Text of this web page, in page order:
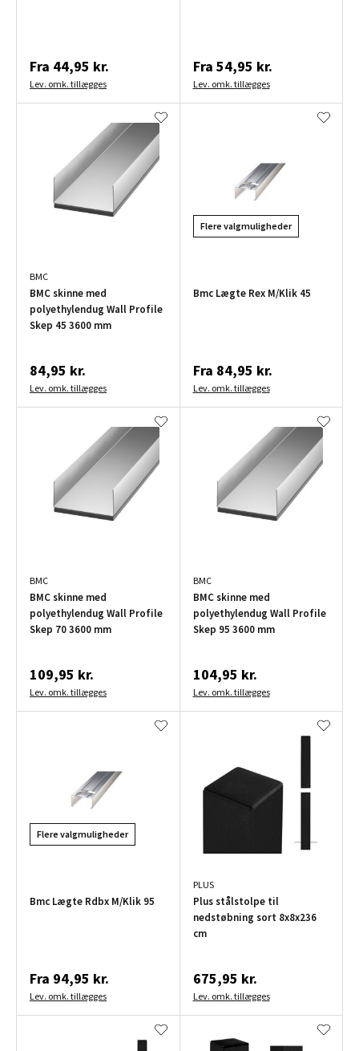
Fra 44,95 kr.
Lev. omk. tillægges
Fra 54,95 kr.
Lev. omk. tillægges
BMC
BMC skinne med
polyethylendug Wall Profile
Skep 45 3600 mm
84,95 kr.
Lev. omk. tillægges
Flere valgmuligheder
Bmc Lægte Rex M/Klik 45
Fra 84,95 kr.
Lev. omk. tillægges
BMC
BMC skinne med
polyethylendug Wall Profile
Skep 70 3600 mm
109,95 kr.
Lev. omk. tillægges
BMC
BMC skinne med
polyethylendug Wall Profile
Skep 95 3600 mm
104,95 kr.
Lev. omk. tillægges
Flere valgmuligheder
Bmc Lægte Rdbx M/Klik 95
Fra 94,95 kr.
Lev. omk. tillægges
PLUS
Plus stålstolpe til
nedstøbning sort 8x8x236
cm
675,95 kr.
Lev. omk. tillægges